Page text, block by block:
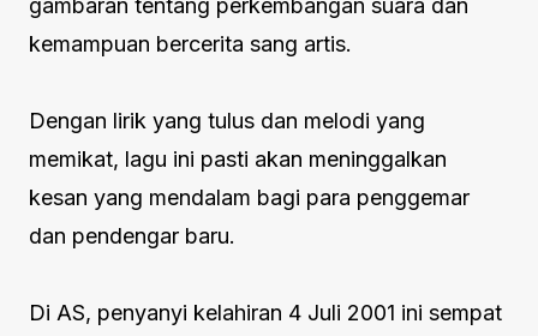
gambaran tentang perkembangan suara dan
kemampuan bercerita sang artis.
Dengan lirik yang tulus dan melodi yang
memikat, lagu ini pasti akan meninggalkan
kesan yang mendalam bagi para penggemar
dan pendengar baru.
Di AS, penyanyi kelahiran 4 Juli 2001 ini sempat